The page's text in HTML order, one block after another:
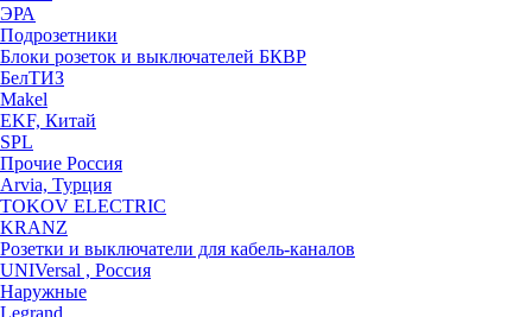
ЭРА
Подрозетники
Блоки розеток и выключателей БКВР
БелТИЗ
Makel
EKF, Китай
SPL
Прочие Россия
Arvia, Турция
TOKOV ELECTRIC
KRANZ
Розетки и выключатели для кабель-каналов
UNIVersal , Россия
Наружные
Legrand